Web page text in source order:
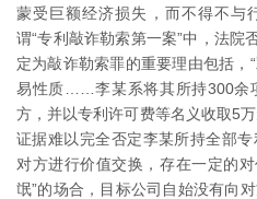
蒙受巨额经济损失，而不得不与
谓“专利敲诈勒索第一案”中，法院
定为敲诈勒索罪的重要理由包括，
易性质……李某系将其所持300余
方，并以专利许可费等名义收取5
证据难以完全否定李某所持全部
对方进行价值交换，存在一定的
氓”的场合，目标公司自始没有向